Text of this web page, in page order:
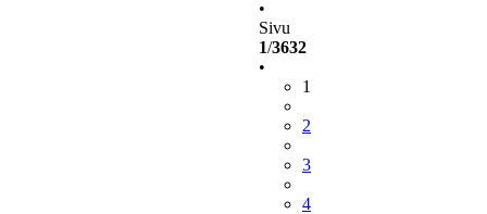
•
Sivu
1/3632
•
1
2
3
4